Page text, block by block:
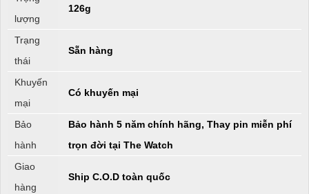
lượng
126g
Trạng
thái
Sẵn hàng
Khuyến
mại
Có khuyến mại
Bảo
hành
Bảo hành 5 năm chính hãng, Thay pin miễn phí
trọn đời tại The Watch
Giao
hàng
Ship C.O.D toàn quốc